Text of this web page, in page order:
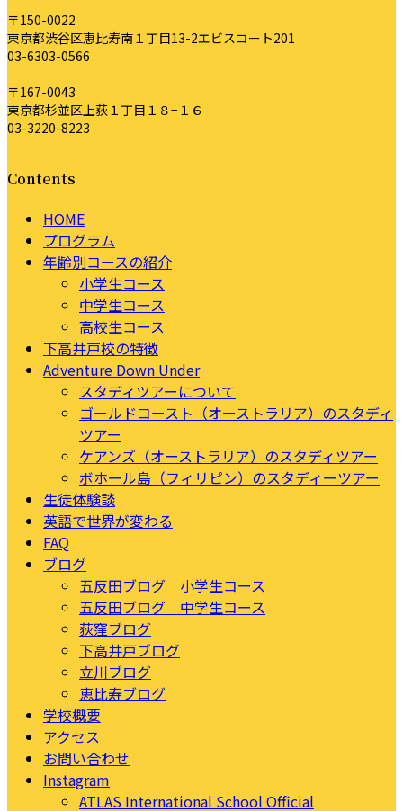
〒150-0022
東京都渋谷区恵比寿南１丁目13-2エビスコート201
03-6303-0566
〒167-0043
東京都杉並区上荻１丁目１８−１６
03-3220-8223
Contents
HOME
プログラム
年齢別コースの紹介
小学生コース
中学生コース
高校生コース
下高井戸校の特徴
Adventure Down Under
スタディツアーについて
ゴールドコースト（オーストラリア）のスタディ
ツアー
ケアンズ（オーストラリア）のスタディツアー
ボホール島（フィリピン）のスタディーツアー
生徒体験談
英語で世界が変わる
FAQ
ブログ
五反田ブログ 小学生コース
五反田ブログ 中学生コース
荻窪ブログ
下高井戸ブログ
立川ブログ
恵比寿ブログ
学校概要
アクセス
お問い合わせ
Instagram
ATLAS International School Official